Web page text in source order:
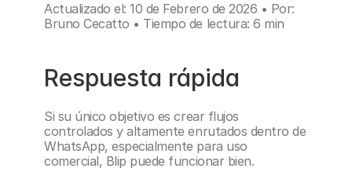
Actualizado el: 10 de Febrero de 2026 • Por:
Bruno Cecatto • Tiempo de lectura: 6 min
Respuesta rápida
Si su único objetivo es crear flujos
controlados y altamente enrutados dentro de
WhatsApp, especialmente para uso
comercial, Blip puede funcionar bien.